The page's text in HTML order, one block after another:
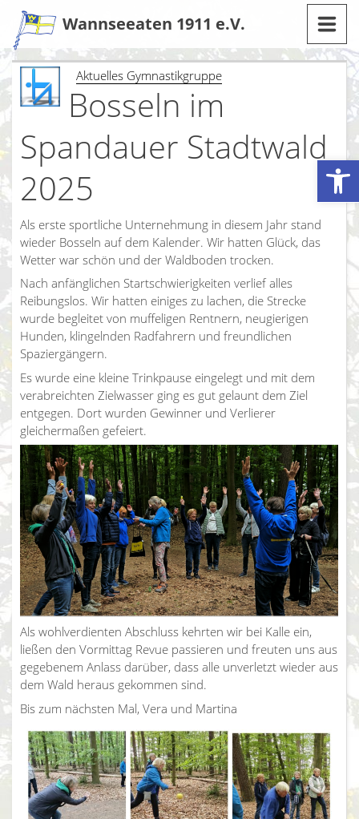
Werkzeugleiste öffnen
Zum
Inhalt
Wannseeaten 1911 e.V.
Aktuelles Gymnastikgruppe
Bosseln im
Spandauer Stadtwald
2025
Als erste sportliche Unternehmung in diesem Jahr stand
wieder Bosseln auf dem Kalender. Wir hatten Glück, das
Wetter war schön und der Waldboden trocken.
Nach anfänglichen Startschwierigkeiten verlief alles
Reibungslos. Wir hatten einiges zu lachen, die Strecke
wurde begleitet von muffeligen Rentnern, neugierigen
Hunden, klingelnden Radfahrern und freundlichen
Spaziergängern.
Es wurde eine kleine Trinkpause eingelegt und mit dem
verabreichten Zielwasser ging es gut gelaunt dem Ziel
entgegen. Dort wurden Gewinner und Verlierer
gleichermaßen gefeiert.
Als wohlverdienten Abschluss kehrten wir bei Kalle ein,
ließen den Vormittag Revue passieren und freuten uns aus
gegebenem Anlass darüber, dass alle unverletzt wieder aus
dem Wald heraus gekommen sind.
Bis zum nächsten Mal, Vera und Martina